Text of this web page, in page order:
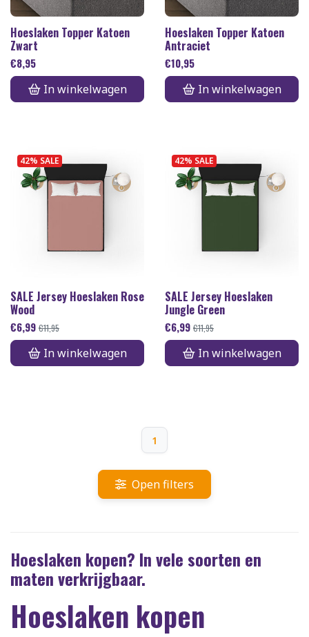
Hoeslaken Topper Katoen
Zwart
€8,95
In winkelwagen
Hoeslaken Topper Katoen
Antraciet
€10,95
In winkelwagen
42% SALE
SALE Jersey Hoeslaken Rose
Wood
€6,99 €11,95
In winkelwagen
42% SALE
SALE Jersey Hoeslaken
Jungle Green
€6,99 €11,95
In winkelwagen
1
Open filters
Hoeslaken kopen? In vele soorten en
maten verkrijgbaar.
Hoeslaken kopen